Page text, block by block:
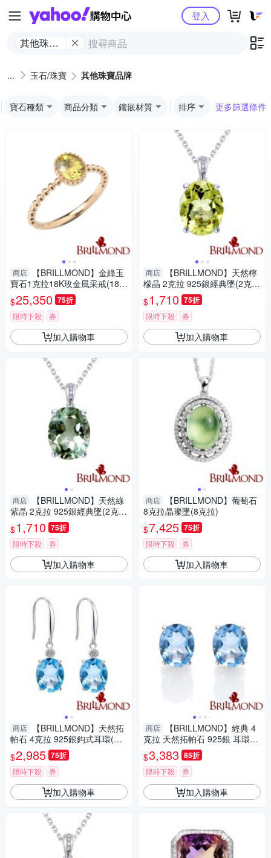
Yahoo購物中心
其他珠寶
登入
玉石/珠寶 其他珠寶品牌
寶石種類 商品分類 鑲嵌材質 排序 更多篩選條件
商店
【BRILLMOND】金綠玉
寶石1克拉18K玫金風采戒(18K
玫瑰金台)
$25,350 75折
限時下殺 券
加入購物車
商店
【BRILLMOND】天然綠
紫晶 2克拉 925銀經典墜(2克拉
天然水晶 925銀台)
$1,710 75折
限時下殺 券
加入購物車
商店
【BRILLMOND】天然拓
帕石 4克拉 925銀鈎式耳環(總
重4克拉拓帕石 925銀台)
$2,985 75折
限時下殺 券
加入購物車
商店
【BRILLMOND】天然檸
檬晶 2克拉 925銀經典墜(2克拉
天然水晶 925銀台)
$1,710 75折
限時下殺 券
加入購物車
商店
【BRILLMOND】葡萄石
8克拉晶璨墜(8克拉)
$7,425 75折
限時下殺 券
加入購物車
商店
【BRILLMOND】經典 4
克拉 天然拓帕石 925銀 耳環
(總重4克拉拓帕石)
$3,383 85折
限時下殺 券
加入購物車